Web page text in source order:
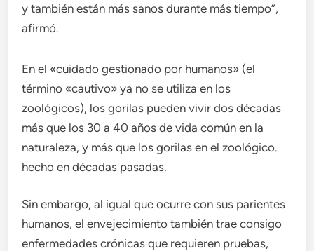
y también están más sanos durante más tiempo”,
afirmó.
En el «cuidado gestionado por humanos» (el
término «cautivo» ya no se utiliza en los
zoológicos), los gorilas pueden vivir dos décadas
más que los 30 a 40 años de vida común en la
naturaleza, y más que los gorilas en el zoológico.
hecho en décadas pasadas.
Sin embargo, al igual que ocurre con sus parientes
humanos, el envejecimiento también trae consigo
enfermedades crónicas que requieren pruebas,